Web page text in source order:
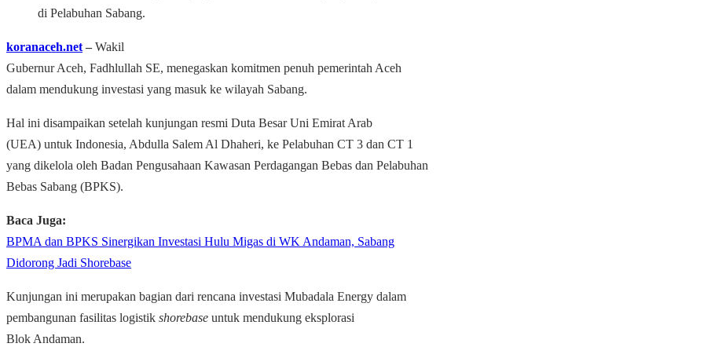
di Pelabuhan Sabang.
koranaceh.net – Wakil
Gubernur Aceh, Fadhlullah SE, menegaskan komitmen penuh pemerintah Aceh
dalam mendukung investasi yang masuk ke wilayah Sabang.
Hal ini disampaikan setelah kunjungan resmi Duta Besar Uni Emirat Arab
(UEA) untuk Indonesia, Abdulla Salem Al Dhaheri, ke Pelabuhan CT 3 dan CT 1
yang dikelola oleh Badan Pengusahaan Kawasan Perdagangan Bebas dan Pelabuhan
Bebas Sabang (BPKS).
Baca Juga:
BPMA dan BPKS Sinergikan Investasi Hulu Migas di WK Andaman, Sabang
Didorong Jadi Shorebase
Kunjungan ini merupakan bagian dari rencana investasi Mubadala Energy dalam
pembangunan fasilitas logistik shorebase untuk mendukung eksplorasi
Blok Andaman.